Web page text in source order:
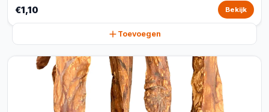
€1,10 Bekijk
Toevoegen